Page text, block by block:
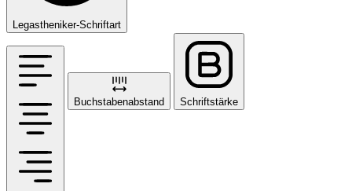
Legastheniker-Schriftart
Buchstabenabstand Schriftstärke